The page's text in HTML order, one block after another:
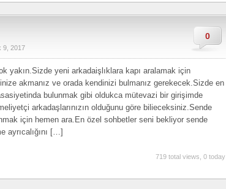
0
9, 2017
yakın.Sizde yeni arkadaişlıklara kapı aralamak için
akmanız ve orada kendinizi bulmanız gerekecek.Sizde en
bulunmak gibi oldukca mütevazi bir girişimde
arkadaşlarınızın olduğunu göre bilieceksiniz.Sende
için hemen ara.En özel sohbetler seni bekliyor sende
ayrıcalığını […]
719 total views, 0 today